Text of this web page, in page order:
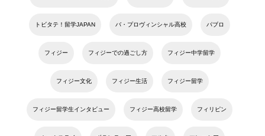
トビタテ！留学JAPAN バ・プロヴィンシャル高校 パブロ
フィジー フィジーでの過ごし方 フィジー中学留学
フィジー文化 フィジー生活 フィジー留学
フィジー留学生インタビュー フィジー高校留学 フィリピン